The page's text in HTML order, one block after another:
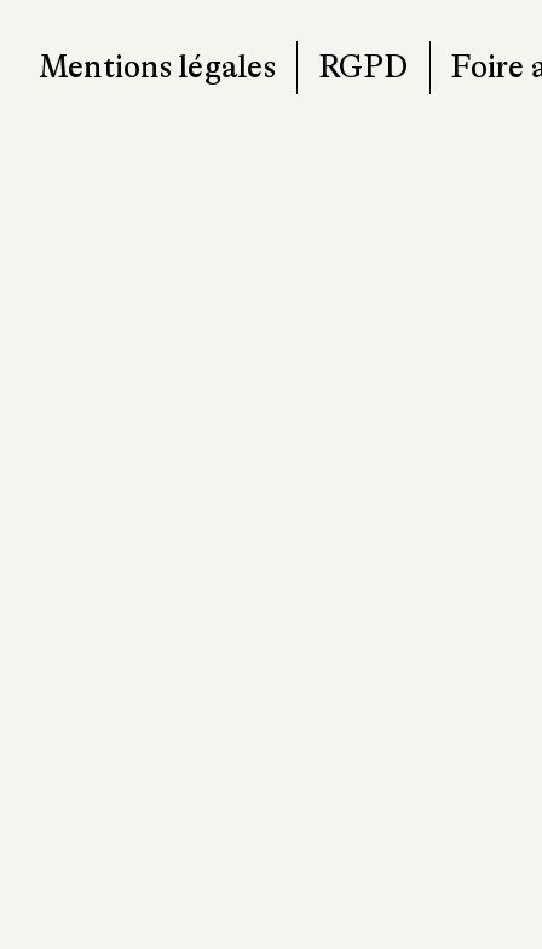
Mentions légales RGPD Foire